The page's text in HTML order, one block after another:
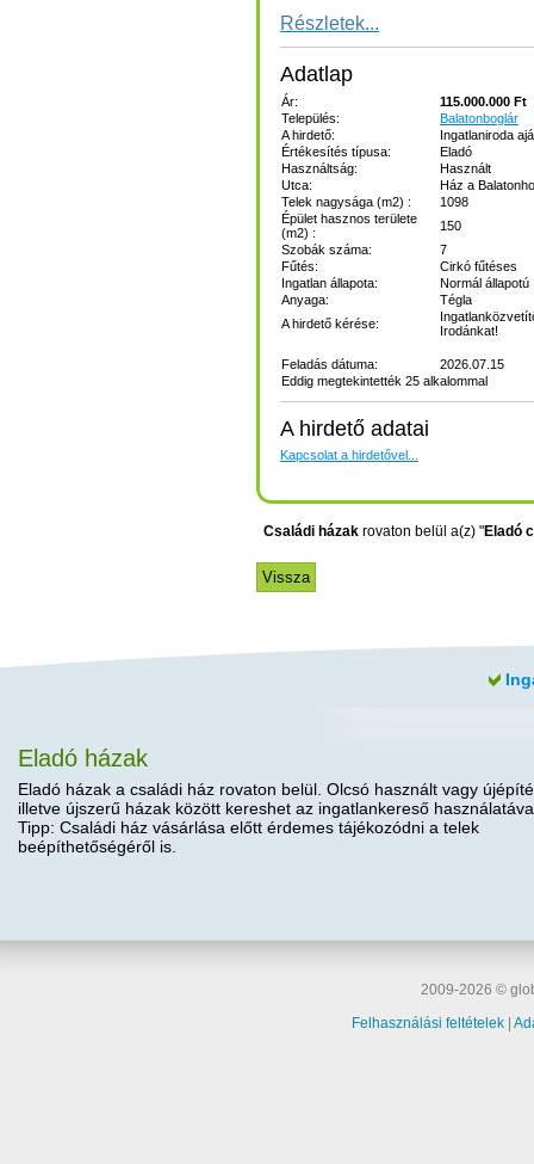
Részletek...
Adatlap
Ár:
115.000.000 Ft
Település:
Balatonboglár
A hirdető:
Ingatlaniroda
Értékesítés típusa:
Eladó
Használtság:
Használt
Utca:
Ház a
Telek nagysága (m2) :
1098
Épület hasznos területe
(m2) :
150
Szobák száma:
7
Fűtés:
Cirkó fűtéses
Ingatlan állapota:
Normál állapotú
Anyaga:
Tégla
A hirdető kérése:
Irodánkat!
Feladás dátuma:
2026.07.15
Eddig megtekintették 25 alkalommal
A hirdető adatai
Kapcsolat a hirdetővel...
Családi házak rovaton belül a(z) "Eladó
Eladó házak
Eladó házak a családi ház rovaton belül. Olcsó használt vagy
illetve újszerű házak között kereshet az ingatlankereső
Tipp: Családi ház vásárlása előtt érdemes tájékozódni a telek
beépíthetőségéről is.
2009-2026 ©
Felhasználási feltételek